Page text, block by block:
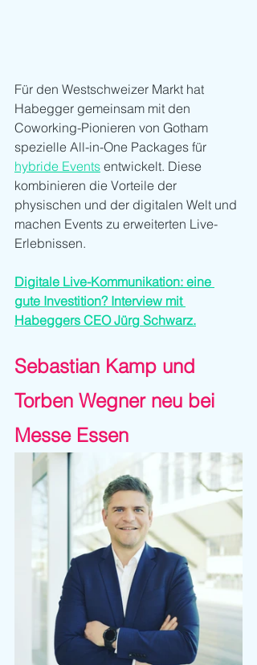
Für den Westschweizer Markt hat
Habegger gemeinsam mit den
Coworking-Pionieren von Gotham
spezielle All-in-One Packages für
hybride Events entwickelt. Diese
kombinieren die Vorteile der
physischen und der digitalen Welt und
machen Events zu erweiterten Live-
Erlebnissen.
Digitale Live-Kommunikation: eine
gute Investition? Interview mit
Habeggers CEO Jürg Schwarz.
Sebastian Kamp und
Torben Wegner neu bei
Messe Essen